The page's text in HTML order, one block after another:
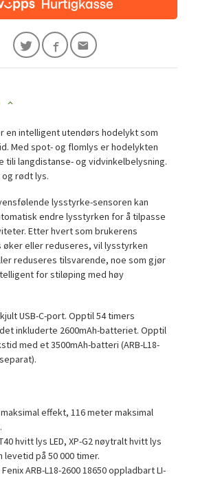
en intelligent utendørs hodelykt som
Med spot- og flomlys er hodelykten
tili langdistanse- og vidvinkelbelysning.
rødt lys.
lysstyrke-sensoren kan
endre lysstyrken for å tilpasse
Etter hvert som brukerens
eller reduseres, vil lysstyrken
reduseres tilsvarende, noe som gjør
for stiløping med høy
USB-C-port. Opptil 54 timers
inkluderte 2600mAh-batteriet. Opptil
med et 3500mAh-batteri (ARB-L18-
effekt, 116 meter maksimal
hvitt lys LED, XP-G2 nøytralt hvitt lys
levetid på 50 000 timer.
ARB-L18-2600 18650 oppladbart LI-